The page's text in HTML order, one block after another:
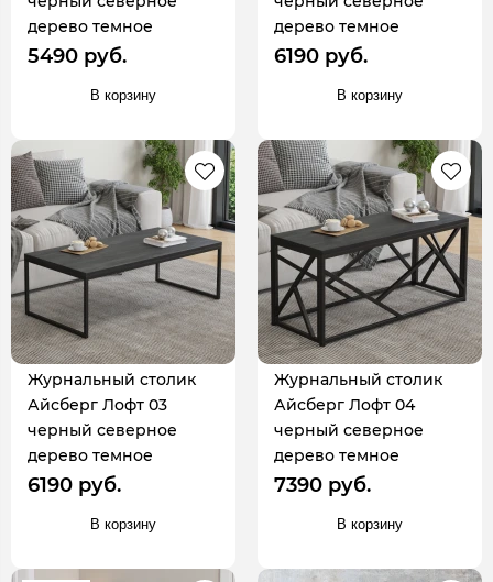
дерево темное
5490 руб.
В корзину
дерево темное
6190 руб.
В корзину
Журнальный столик
Айсберг Лофт 03
черный северное
дерево темное
6190 руб.
В корзину
Журнальный столик
Айсберг Лофт 04
черный северное
дерево темное
7390 руб.
В корзину